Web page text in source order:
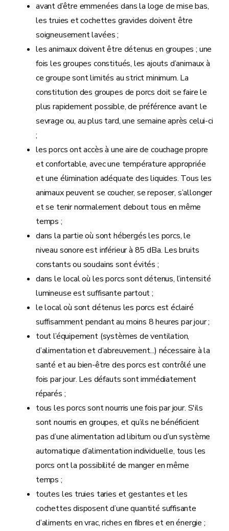
avant d’être emmenées dans la loge de mise bas,
les truies et cochettes gravides doivent être
soigneusement lavées ;
les animaux doivent être détenus en groupes ; une
fois les groupes constitués, les ajouts d’animaux à
ce groupe sont limités au strict minimum. La
constitution des groupes de porcs doit se faire le
plus rapidement possible, de préférence avant le
sevrage ou, au plus tard, une semaine après celui-ci
;
les porcs ont accès à une aire de couchage propre
et confortable, avec une température appropriée
et une élimination adéquate des liquides. Tous les
animaux peuvent se coucher, se reposer, s’allonger
et se tenir normalement debout tous en même
temps ;
dans la partie où sont hébergés les porcs, le
niveau sonore est inférieur à 85 dBa. Les bruits
constants ou soudains sont évités ;
dans le local où les porcs sont détenus, l’intensité
lumineuse est suffisante partout ;
le local où sont détenus les porcs est éclairé
suffisamment pendant au moins 8 heures par jour ;
tout l’équipement (systèmes de ventilation,
d’alimentation et d’abreuvement...) nécessaire à la
santé et au bien-être des porcs est contrôlé une
fois par jour. Les défauts sont immédiatement
réparés ;
tous les porcs sont nourris une fois par jour. S'ils
sont nourris en groupes, et qu’ils ne bénéficient
pas d’une alimentation ad libitum ou d’un système
automatique d’alimentation individuelle, tous les
porcs ont la possibilité de manger en même
temps ;
toutes les truies taries et gestantes et les
cochettes disposent d’une quantité suffisante
d’aliments en vrac, riches en fibres et en énergie ;